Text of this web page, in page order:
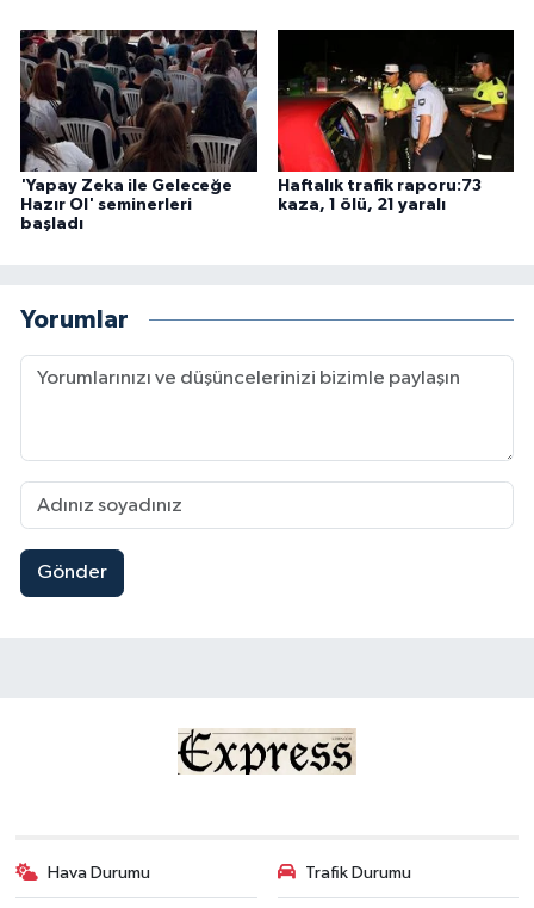
'Yapay Zeka ile Geleceğe
Hazır Ol' seminerleri
başladı
Haftalık trafik raporu:73
kaza, 1 ölü, 21 yaralı
Yorumlar
Gönder
Hava Durumu Trafik Durumu